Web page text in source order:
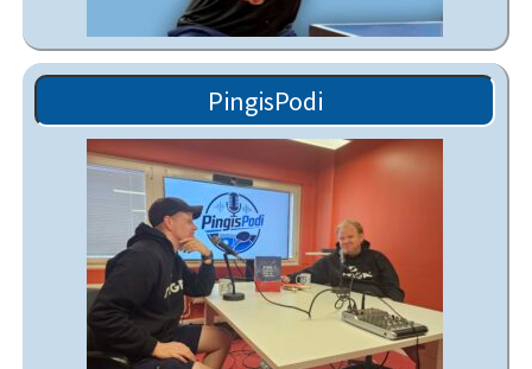
PingisPodi